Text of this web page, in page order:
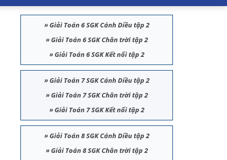
»Giải Toán 6 SGK Cánh Diều tập 2
»Giải Toán 6 SGK Chân trời tập 2
»Giải Toán 6 SGK Kết nối tập 2
»Giải Toán 7 SGK Cánh Diều tập 2
»Giải Toán 7 SGK Chân trời tập 2
»Giải Toán 7 SGK Kết nối tập 2
»Giải Toán 8 SGK Cánh Diều tập 2
»Giải Toán 8 SGK Chân trời tập 2